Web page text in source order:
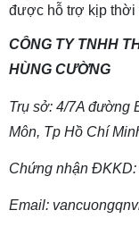
được hỗ trợ kịp thời
CÔNG TY TNHH
HÙNG CƯỜNG
Trụ sở: 4/7A đường
Môn, Tp Hồ Chí
Chứng nhận
Email: